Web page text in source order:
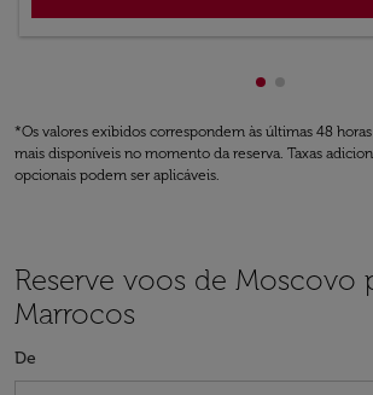
Mostrando
*Os valores exibidos correspondem às últimas 48
mais disponíveis no momento da reserva. Taxas
opcionais podem ser aplicáveis.
Reserve voos de Moscovo
Marrocos
De